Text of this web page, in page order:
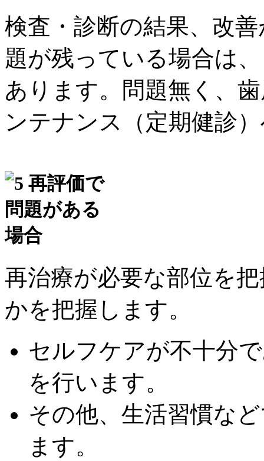
検査・診断の結果、改
題が残っている場合は
あります。問題無く、
ンテナンス（定期健診
再治療が必要な部位を
かを把握します。
セルフケアが不十分
を行います。
その他、生活習慣な
ます。